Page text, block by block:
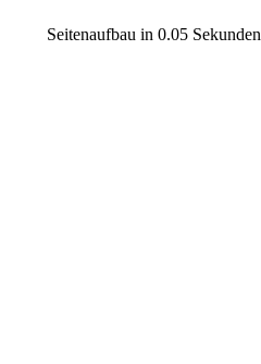
Seitenaufbau in 0.05 Sekunden